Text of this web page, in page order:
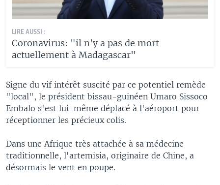
LIRE AUSSI :
Coronavirus: "il n'y a pas de mort
actuellement à Madagascar"
Signe du vif intérêt suscité par ce potentiel remède
"local", le président bissau-guinéen Umaro Sissoco
Embalo s'est lui-même déplacé à l'aéroport pour
réceptionner les précieux colis.
Dans une Afrique très attachée à sa médecine
traditionnelle, l'artemisia, originaire de Chine, a
désormais le vent en poupe.